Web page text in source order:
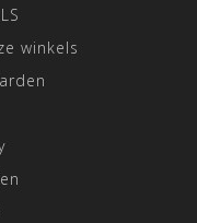
winkels